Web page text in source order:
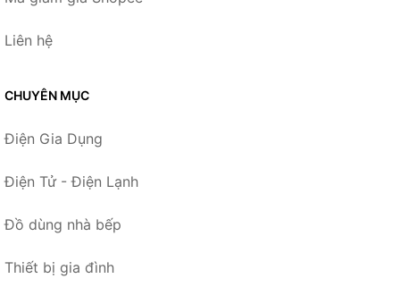
Liên hệ
CHUYÊN MỤC
Điện Gia Dụng
Điện Tử - Điện Lạnh
Đồ dùng nhà bếp
Thiết bị gia đình